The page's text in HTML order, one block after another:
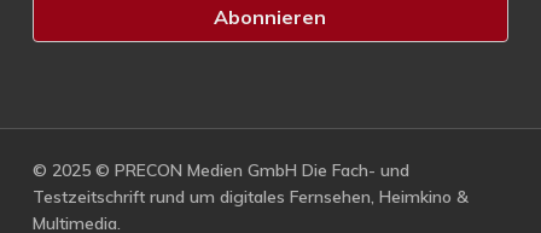
© 2025 © PRECON Medien GmbH Die Fach- und
Testzeitschrift rund um digitales Fernsehen, Heimkino &
Multimedia.